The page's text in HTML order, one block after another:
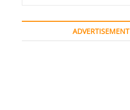
ADVERTISEMENT